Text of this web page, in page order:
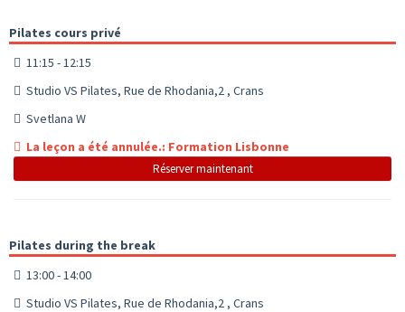
Pilates cours privé
11:15 - 12:15
Studio VS Pilates, Rue de Rhodania,2 , Crans
Svetlana W
La leçon a été annulée.: Formation Lisbonne
Réserver maintenant
Pilates during the break
13:00 - 14:00
Studio VS Pilates, Rue de Rhodania,2 , Crans